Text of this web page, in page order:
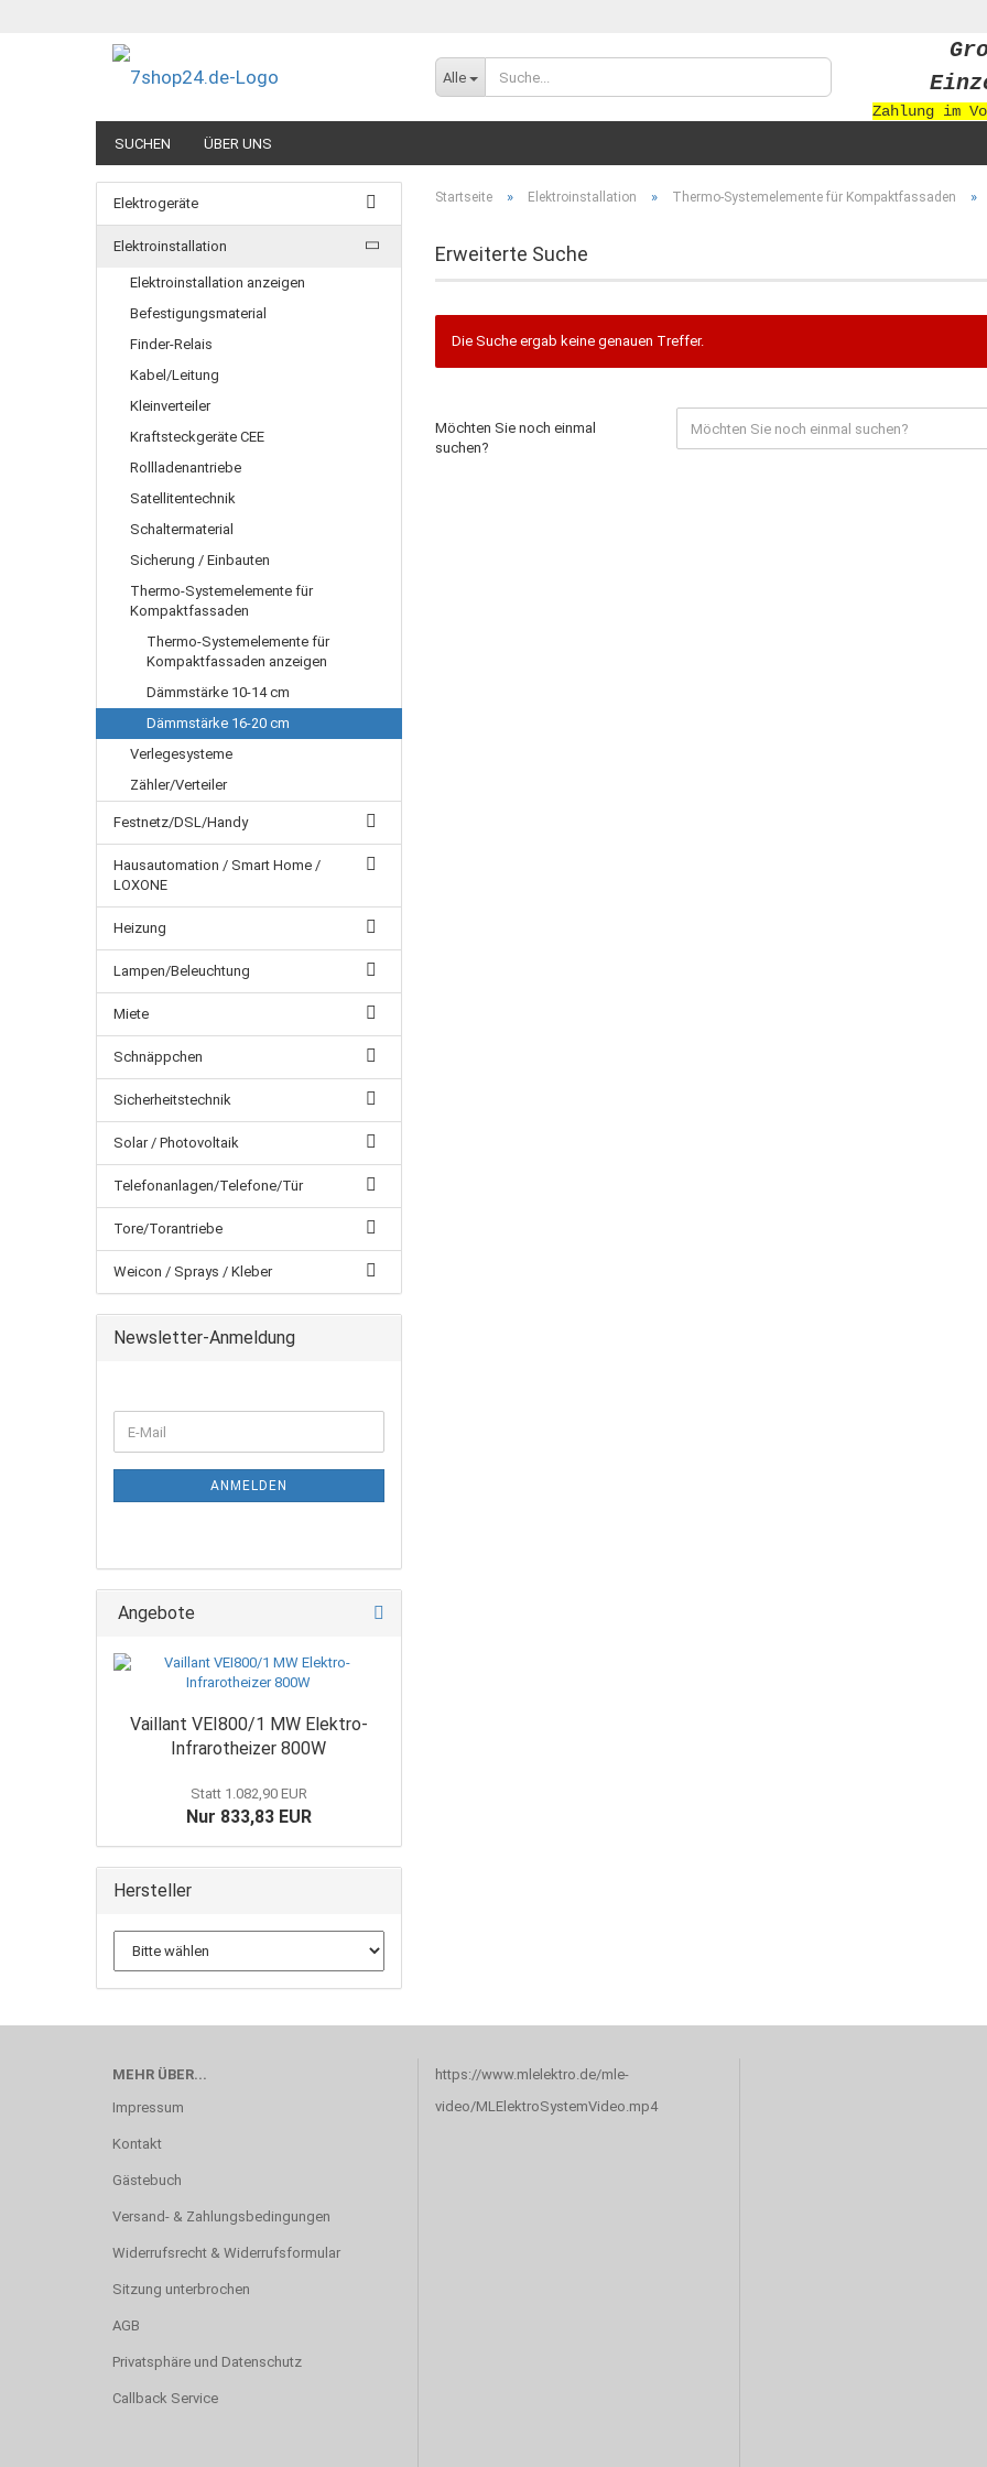
Alle
Zahlung im
SUCHEN ÜBER UNS
Startseite » Elektroinstallation » Thermo-Systemelemente für Kompaktfassaden »
Erweiterte Suche
Die Suche ergab keine genauen Treffer.
Möchten Sie noch einmal
suchen?
Elektrogeräte
Elektroinstallation
Elektroinstallation anzeigen
Befestigungsmaterial
Finder-Relais
Kabel/Leitung
Kleinverteiler
Kraftsteckgeräte CEE
Rollladenantriebe
Satellitentechnik
Schaltermaterial
Sicherung / Einbauten
Thermo-Systemelemente für
Kompaktfassaden
Thermo-Systemelemente für
Kompaktfassaden anzeigen
Dämmstärke 10-14 cm
Dämmstärke 16-20 cm
Verlegesysteme
Zähler/Verteiler
Festnetz/DSL/Handy
Hausautomation / Smart Home /
LOXONE
Heizung
Lampen/Beleuchtung
Miete
Schnäppchen
Sicherheitstechnik
Solar / Photovoltaik
Telefonanlagen/Telefone/Tür
Tore/Torantriebe
Weicon / Sprays / Kleber
Newsletter-Anmeldung
ANMELDEN
Angebote
Vaillant VEI800/1 MW Elektro-
Infrarotheizer 800W
Statt 1.082,90 EUR
Nur 833,83 EUR
Hersteller
MEHR ÜBER...
Impressum
Kontakt
Gästebuch
Versand- & Zahlungsbedingungen
Widerrufsrecht & Widerrufsformular
Sitzung unterbrochen
AGB
Privatsphäre und Datenschutz
Callback Service
https://www.mlelektro.de/mle-
video/MLElektroSystemVideo.mp4